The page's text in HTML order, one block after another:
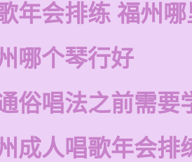
年会排练 福州
哪个琴行好
俗唱法之前需要
成人唱歌年会排